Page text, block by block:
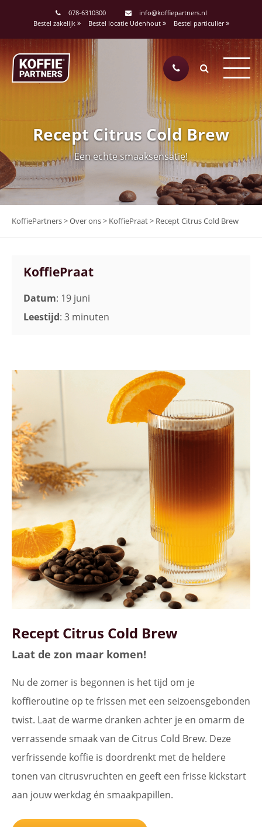
078-6310300
info@koffiepartners.nl
Bestel zakelijk
Bestel locatie Udenhout Bestel particulier
Recept Citrus Cold Brew
Een echte smaaksensatie!
KoffiePartners>Over ons> KoffiePraat> Recept Citrus Cold Brew
KoffiePraat
Datum: 19 juni
Leestijd: 3 minuten
Recept Citrus Cold Brew
Laat de zon maar komen!
Nu de zomer is begonnen is het tijd om je
koffieroutine op te frissen met een seizoensgebonden
twist. Laat de warme dranken achter je en omarm de
verrassende smaak van de Citrus Cold Brew. Deze
verfrissende koffie is doordrenkt met de heldere
tonen van citrusvruchten en geeft een frisse kickstart
aan jouw werkdag én smaakpapillen.